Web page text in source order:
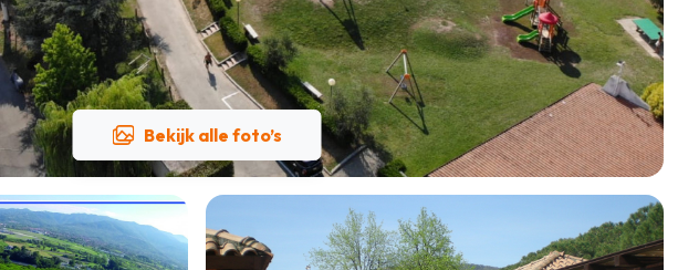
Bekijk alle foto’s